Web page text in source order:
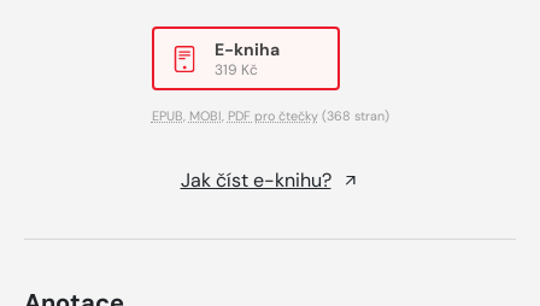
E-kniha
319 Kč
EPUB, MOBI, PDF pro čtečky(368 stran)
Jak číst e-knihu?